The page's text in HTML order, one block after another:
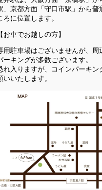
、京都方面「守口市駅」から普
ろに位置します。
【お車でお越しの方】
用駐車場はございませんが、周
ーキングが多数ございます。
れ入りますが、コインパーキン
いいたします。